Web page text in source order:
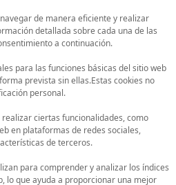
de manera eficiente y realizar
detallada sobre cada una de las
a continuación.
para las funciones básicas del sitio web
prevista sin ellas.Estas cookies no
personal.
ciertas funcionalidades, como
en plataformas de redes sociales,
de terceros.
para comprender y analizar los índices
lo que ayuda a proporcionar una mejor